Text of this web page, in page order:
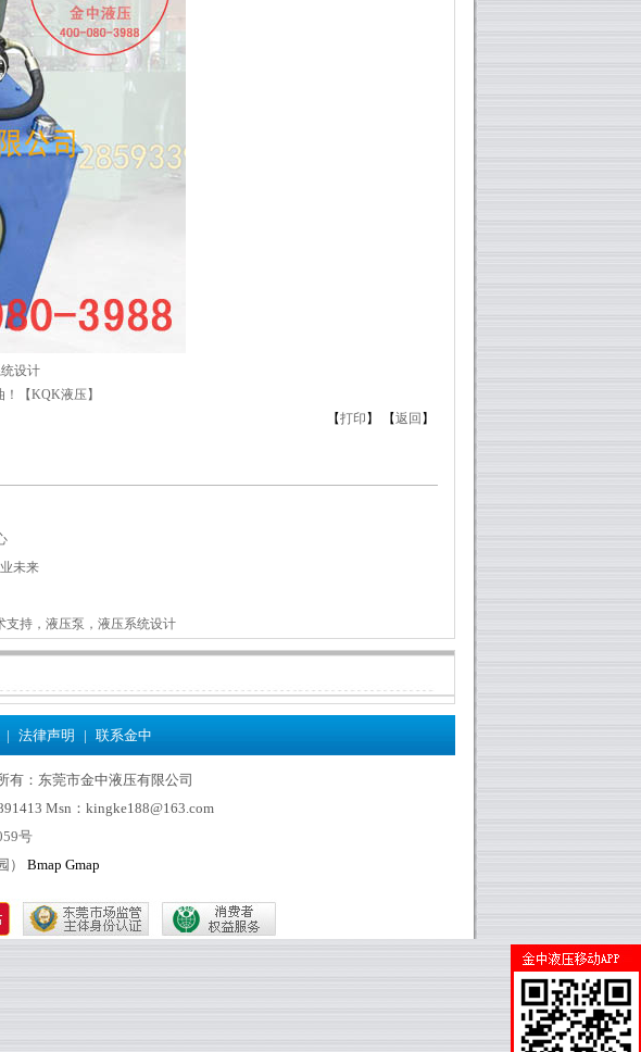
设计
【KQK液压】
【打印 】 【返回 】
未来
持，液压泵，液压系统设计
| 法律声明 | 联系金中
有：东莞市金中液压有限公司
Msn：kingke188@163.com
号
） Bmap Gmap